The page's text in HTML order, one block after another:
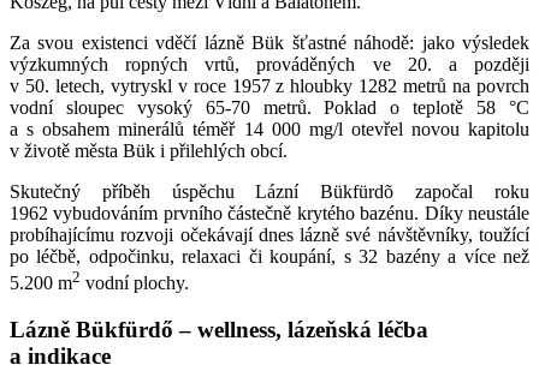
Za svou existenci vděčí lázně Bük šťastné náhodě: jako výsledek
výzkumných ropných vrtů, prováděných ve 20. a později
v 50. letech, vytryskl v roce 1957 z hloubky 1282 metrů na povrch
vodní sloupec vysoký 65-70 metrů. Poklad o teplotě 58 °C
a s obsahem minerálů téměř 14 000 mg/l otevřel novou kapitolu
v životě města Bük i přilehlých obcí.
Skutečný příběh úspěchu Lázní Bükfürdõ započal roku
1962 vybudováním prvního částečně krytého bazénu. Díky neustále
probíhajícímu rozvoji očekávají dnes lázně své návštěvníky, toužící
po léčbě, odpočinku, relaxaci či koupání, s 32 bazény a více než
5.200 m2 vodní plochy.
Lázně Bükfürdő – wellness, lázeňská léčba
a indikace